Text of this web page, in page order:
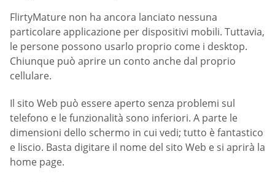
FlirtyMature non ha ancora lanciato nessuna
particolare applicazione per dispositivi mobili. Tuttavia,
le persone possono usarlo proprio come i desktop.
Chiunque può aprire un conto anche dal proprio
cellulare.
Il sito Web può essere aperto senza problemi sul
telefono e le funzionalità sono inferiori. A parte le
dimensioni dello schermo in cui vedi; tutto è fantastico
e liscio. Basta digitare il nome del sito Web e si aprirà la
home page.